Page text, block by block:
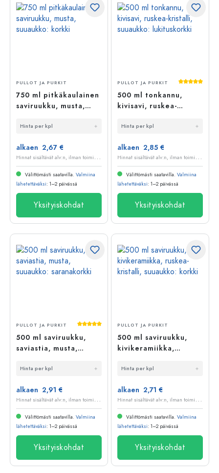
PULLOT JA PURKIT
750 ml pitkäkaulainen
saviruukku, musta,
Hinta per kpl
alkaen 2,67 €
H
innat sisältävät alv:n, ilman toimituskuluja
Välittömästi saatavilla. Valmiina
lähetettäväksi: 1–2 päivässä
Yksityiskohdat
PULLOT JA PURKIT
500 ml tonkannu,
kivisavi, ruskea-
lukituskorkki
Hinta per kpl
alkaen 2,85 €
H
innat sisältävät alv:n, ilman toimituskuluja
Välittömästi saatavilla. Valmiina
lähetettäväksi: 1–2 päivässä
Yksityiskohdat
Keskimääräinen arvosana 5 5 tähdestä
PULLOT JA PURKIT
500 ml saviruukku,
saviastia, musta,
saranakorkki
Hinta per kpl
alkaen 2,91 €
H
innat sisältävät alv:n, ilman toimituskuluja
Välittömästi saatavilla. Valmiina
lähetettäväksi: 1–2 päivässä
Yksityiskohdat
PULLOT JA PURKIT
500 ml saviruukku,
kivikeramiikka,
suuaukko: korkki
Hinta per kpl
alkaen 2,71 €
H
innat sisältävät alv:n, ilman toimituskuluja
Välittömästi saatavilla. Valmiina
lähetettäväksi: 1–2 päivässä
Yksityiskohdat